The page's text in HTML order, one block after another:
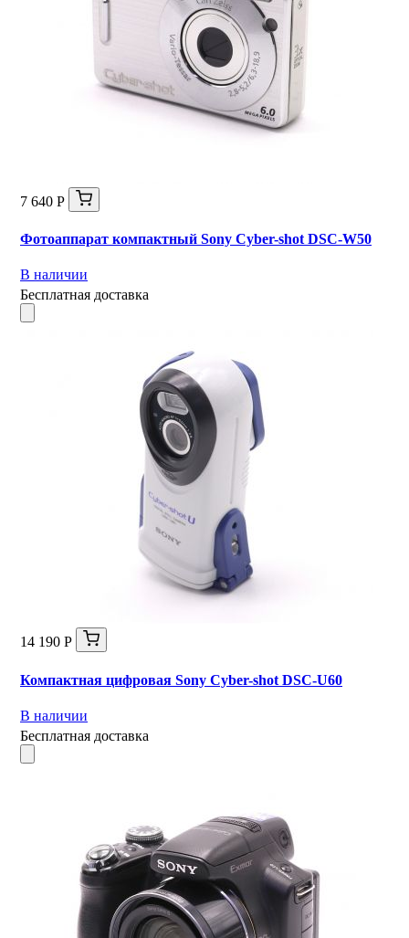
7 640 Р
Фотоаппарат компактный Sony Cyber-shot DSC-W50
В наличии
Бесплатная доставка
14 190 Р
Компактная цифровая Sony Cyber-shot DSC-U60
В наличии
Бесплатная доставка